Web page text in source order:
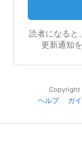
読者になると
更新通知
Copyright
ヘルプ
ガ